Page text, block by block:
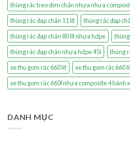
thùng rác treo đơn chân nhựa nhựa
thùng rác đạp chân 11 lít
thùng rác đạp
thùng rác đạp chân 80 lít nhựa hdpe
thùng rác đạp chân nhựa hdpe 45l
thùng
xe thu gom rác 660 lít
xe thu gom rác 660
xe thu gom rác 660l nhựa composite 4 bánh
DANH MỤC